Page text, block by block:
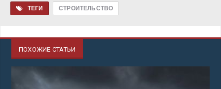
ТЕГИ СТРОИТЕЛЬСТВО
ПОХОЖИЕ СТАТЬИ